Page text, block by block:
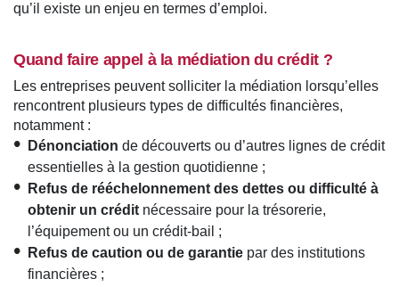
qu’il existe un enjeu en termes d’emploi.
Quand faire appel à la médiation du crédit ?
Les entreprises peuvent solliciter la médiation lorsqu’elles
rencontrent plusieurs types de difficultés financières,
notamment :
Dénonciation de découverts ou d’autres lignes de crédit
essentielles à la gestion quotidienne ;
Refus de rééchelonnement des dettes ou difficulté à
obtenir un crédit nécessaire pour la trésorerie,
l’équipement ou un crédit-bail ;
Refus de caution ou de garantie par des institutions
financières ;